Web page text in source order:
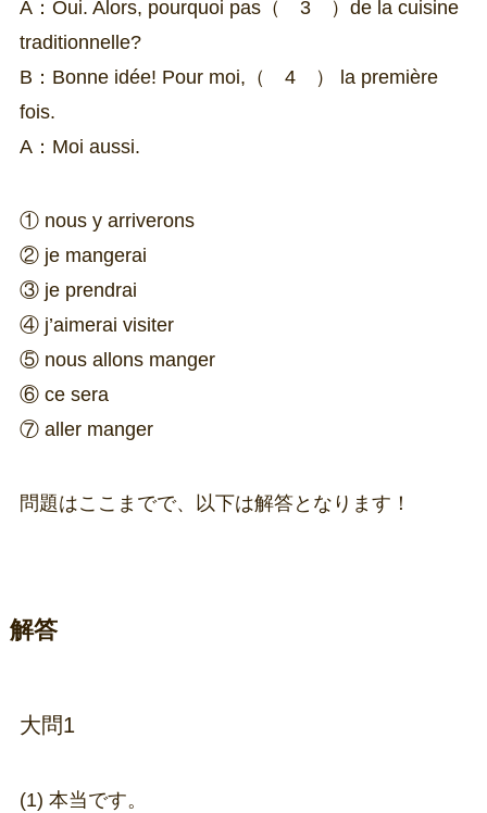
A：Oui. Alors, pourquoi pas（ 3 ）de la cuisine
traditionnelle?
B：Bonne idée! Pour moi,（ 4 ） la première
fois.
A：Moi aussi.
① nous y arriverons
② je mangerai
③ je prendrai
④ j’aimerai visiter
⑤ nous allons manger
⑥ ce sera
⑦ aller manger
問題はここまでで、以下は解答となります！
解答
大問1
(1) 本当です。